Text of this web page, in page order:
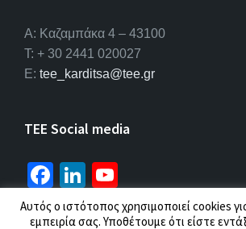
Α: Καζαμπάκα 4 – 43100
T: + 30 2441 020027
E: tee_karditsa@tee.gr
TEE Social media
Fa
ce
Li
n u
Αυτός ο ιστότοπος χρησιμοποιεί cookies
εμπειρία σας. Υποθέτουμε ότι είστε